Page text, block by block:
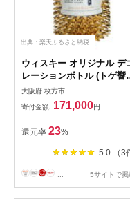
出典：楽天ふるさと納税
ウィスキー オリジナル デ
レーションボトル (トゲ響
:700ml)【1473381】
大阪府 枚方市
寄付金額: 171,000円
還元率 23%
5.0 （3
5サイトで掲